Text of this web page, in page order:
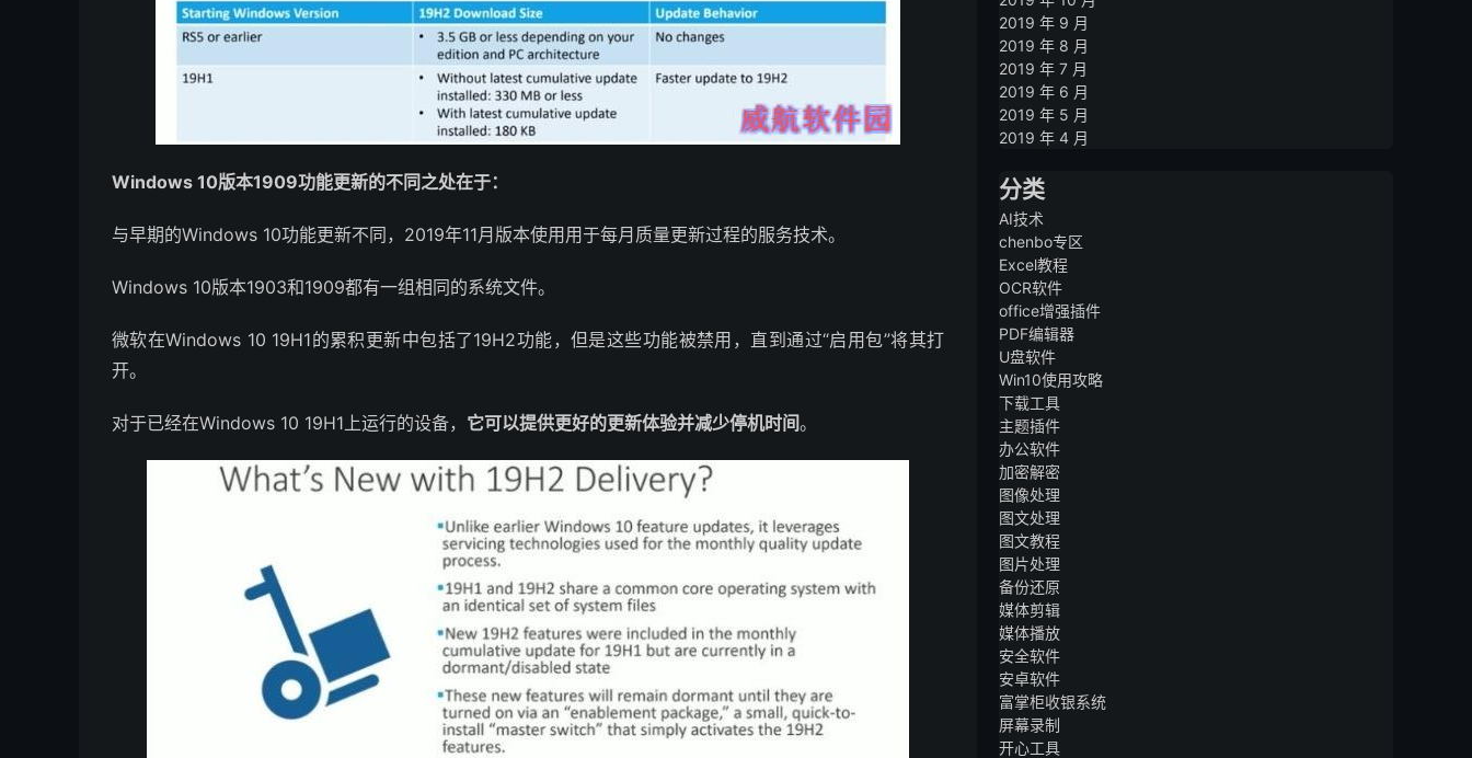
Windows 10版本1909功能更新的不同之处在于：
与早期的Windows 10功能更新不同，2019年11月版本使用用于每月质量更新过程的服务技术。
Windows 10版本1903和1909都有一组相同的系统文件。
微软在Windows 10 19H1的累积更新中包括了19H2功能，但是这些功能被禁用，直到通过“启用包”将其打
开。
对于已经在Windows 10 19H1上运行的设备， 它可以提供更好的更新体验并减少停机时间。
2019 年 9 月
2019 年 8 月
2019 年 7 月
2019 年 6 月
2019 年 5 月
2019 年 4 月
分类
AI技术
chenbo专区
Excel教程
OCR软件
office增强插件
PDF编辑器
U盘软件
Win10使用攻略
下载工具
主题插件
办公软件
加密解密
图像处理
图文处理
图文教程
图片处理
备份还原
媒体剪辑
媒体播放
安全软件
安卓软件
富掌柜收银系统
屏幕录制
开心工具